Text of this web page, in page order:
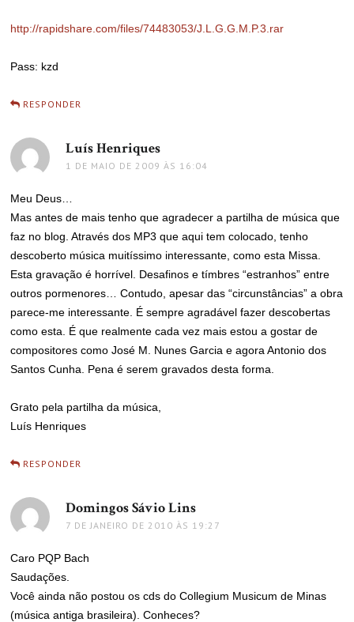
http://rapidshare.com/files/74483053/J.L.G.G.M.P.3.rar
Pass: kzd
RESPONDER
Luís Henriques
1 DE MAIO DE 2009 ÀS 16:04
Meu Deus…
Mas antes de mais tenho que agradecer a partilha de música que
faz no blog. Através dos MP3 que aqui tem colocado, tenho
descoberto música muitíssimo interessante, como esta Missa.
Esta gravação é horrível. Desafinos e tímbres “estranhos” entre
outros pormenores… Contudo, apesar das “circunstâncias” a obra
parece-me interessante. É sempre agradável fazer descobertas
como esta. É que realmente cada vez mais estou a gostar de
compositores como José M. Nunes Garcia e agora Antonio dos
Santos Cunha. Pena é serem gravados desta forma.
Grato pela partilha da música,
Luís Henriques
RESPONDER
Domingos Sávio Lins
7 DE JANEIRO DE 2010 ÀS 19:27
Caro PQP Bach
Saudações.
Você ainda não postou os cds do Collegium Musicum de Minas
(música antiga brasileira). Conheces?